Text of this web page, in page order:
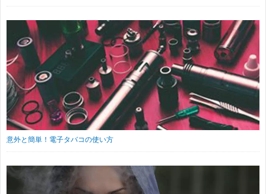
意外と簡単！電子タバコの使い方